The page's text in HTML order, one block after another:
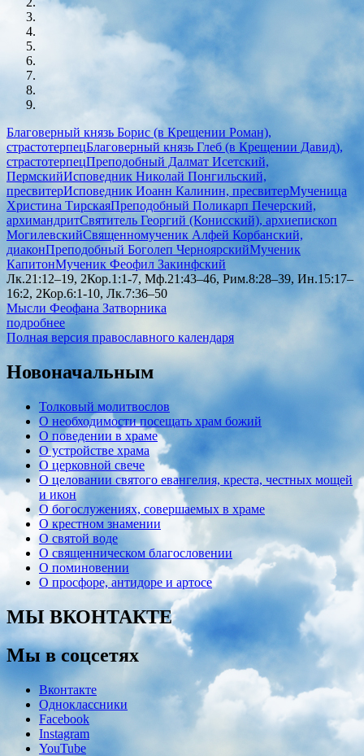
Благоверный князь Борис (в Крещении Роман),
страстотерпецБлаговерный князь Глеб (в Крещении Давид),
страстотерпецПреподобный Далмат Исетский,
ПермскийИсповедник Николай Понгильский,
пресвитерИсповедник Иоанн Калинин, пресвитерМученица
Христина ТирскаяПреподобный Поликарп Печерский,
архимандритСвятитель Георгий (Конисский), архиепископ
МогилевскийСвященномученик Алфей Корбанский,
диаконПреподобный Боголеп ЧерноярскийМученик
КапитонМученик Феофил Закинфский
Лк.21:12–19, 2Кор.1:1-7, Мф.21:43–46, Рим.8:28–39, Ин.15:17–
16:2, 2Кор.6:1-10, Лк.7:36–50
Мысли Феофана Затворника
подробнее
Полная версия православного календаря
Новоначальным
Толковый молитвослов
О необходимости посещать храм божий
О поведении в храме
О устройстве храма
О церковной свече
О целовании святого евангелия, креста, честных мощей
и икон
О богослужениях, совершаемых в храме
О крестном знамении
О святой воде
О священническом благословении
О поминовении
О просфоре, антидоре и артосе
МЫ ВКОНТАКТЕ
Мы в соцсетях
Вконтакте
Одноклассники
Facebook
Instagram
YouTube